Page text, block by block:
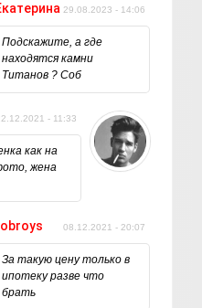
29.08.2023 - 14:06
Подскажите, а где
находятся камни
Титанов ? Соб
- 11:33
как на
жена
08.12.2021 - 20:07
За такую цену только в
ипотеку разве что
брать